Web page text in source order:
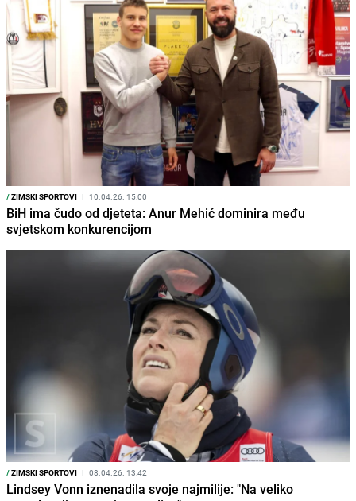
/ZIMSKI SPORTOVI I 10.04.26. 15:00
BiH ima čudo od djeteta: Anur Mehić dominira među
svjetskom konkurencijom
/ZIMSKI SPORTOVI I 08.04.26. 13:42
Lindsey Vonn iznenadila svoje najmilije: "Na veliko